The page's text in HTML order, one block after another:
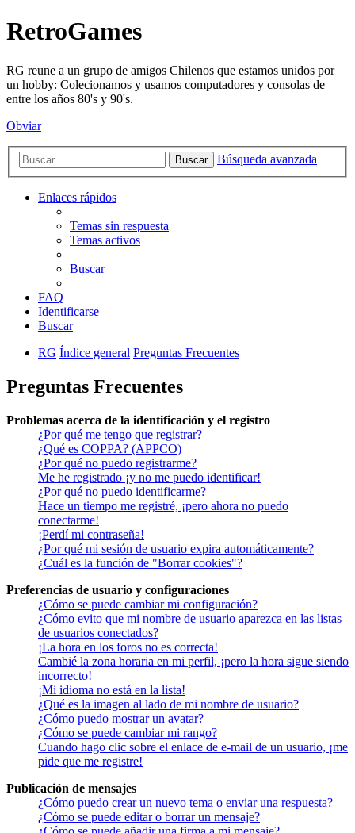
RetroGames
RG reune a un grupo de amigos Chilenos que estamos unidos por
un hobby: Colecionamos y usamos computadores y consolas de
entre los años 80's y 90's.
Obviar
Buscar Búsqueda avanzada
Enlaces rápidos
Temas sin respuesta
Temas activos
Buscar
FAQ
Identificarse
Buscar
RG Índice general Preguntas Frecuentes
Preguntas Frecuentes
Problemas acerca de la identificación y el registro
¿Por qué me tengo que registrar?
¿Qué es COPPA? (APPCO)
¿Por qué no puedo registrarme?
Me he registrado ¡y no me puedo identificar!
¿Por qué no puedo identificarme?
Hace un tiempo me registré, ¡pero ahora no puedo
conectarme!
¡Perdí mi contraseña!
¿Por qué mi sesión de usuario expira automáticamente?
¿Cuál es la función de "Borrar cookies"?
Preferencias de usuario y configuraciones
¿Cómo se puede cambiar mi configuración?
¿Cómo evito que mi nombre de usuario aparezca en las listas
de usuarios conectados?
¡La hora en los foros no es correcta!
Cambié la zona horaria en mi perfil, ¡pero la hora sigue siendo
incorrecto!
¡Mi idioma no está en la lista!
¿Qué es la imagen al lado de mi nombre de usuario?
¿Cómo puedo mostrar un avatar?
¿Cómo se puede cambiar mi rango?
Cuando hago clic sobre el enlace de e-mail de un usuario, ¡me
pide que me registre!
Publicación de mensajes
¿Cómo puedo crear un nuevo tema o enviar una respuesta?
¿Cómo se puede editar o borrar un mensaje?